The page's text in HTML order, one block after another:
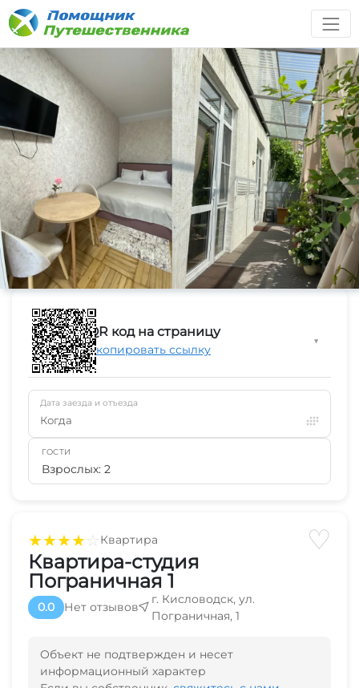
★★★★☆Квартира ♡
Квартира-студия
Пограничная 1
0.0 Нет отзывов
г. Кисловодск, ул.
Пограничная, 1
Объект не подтвержден и несет
информационный характер
QR код на страницу
Скопировать ссылку
▼
Дата заезда и отъезда
Когда
ГОСТИ
Взрослых: 2